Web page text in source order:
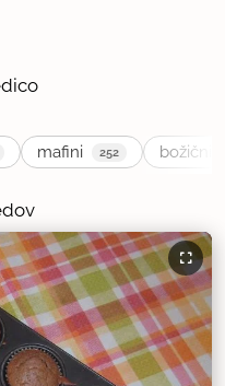
mafini 252 božični